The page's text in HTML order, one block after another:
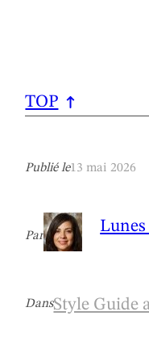
TOP
Publié le13 mai 2026
Par
DansStyle Guide